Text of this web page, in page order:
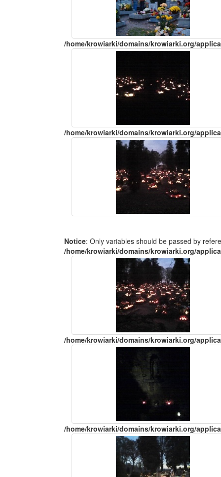
/home/krowiarki/domains/krowiarki.org/
/home/krowiarki/domains/krowiarki.org/
Notice: Only variables should be passed by
/home/krowiarki/domains/krowiarki.org/
/home/krowiarki/domains/krowiarki.org/
/home/krowiarki/domains/krowiarki.org/